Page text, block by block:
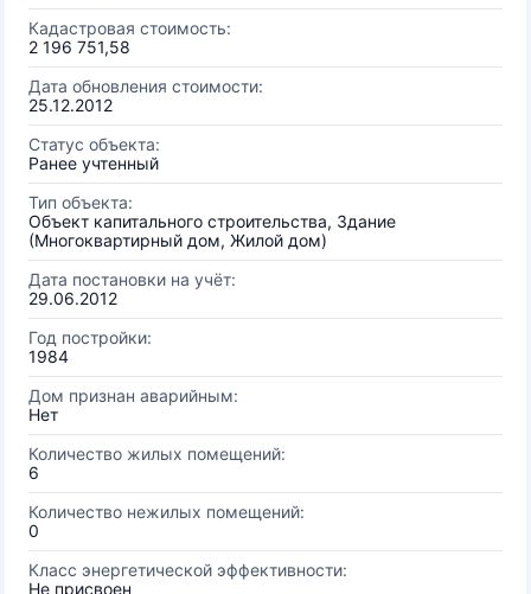
Кадастровая стоимость:
2 196 751,58
Дата обновления стоимости:
25.12.2012
Статус объекта:
Ранее учтенный
Тип объекта:
Объект капитального строительства, Здание
(Многоквартирный дом, Жилой дом)
Дата постановки на учёт:
29.06.2012
Год постройки:
1984
Дом признан аварийным:
Нет
Количество жилых помещений:
6
Количество нежилых помещений:
0
Класс энергетической эффективности:
Не присвоен